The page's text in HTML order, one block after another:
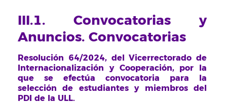
III.1. Convocatorias y
Anuncios. Convocatorias
Resolución 64/2024, del Vicerrectorado de
Internacionalización y Cooperación, por la
que se efectúa convocatoria para la
selección de estudiantes y miembros del
PDI de la ULL.